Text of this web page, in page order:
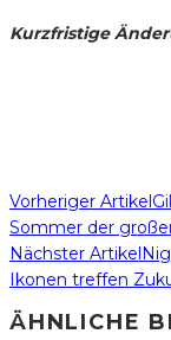
Kurzfristige
Vorheriger Artikel
Sommer der
Nächster Artikel
Ikonen treffen
ÄHNLICHE